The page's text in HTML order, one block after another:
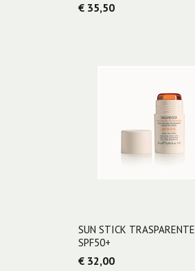
€ 35,50
SUN STICK TRASPARENTE
SPF50+
€ 32,00